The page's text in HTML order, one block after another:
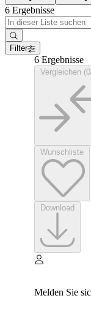
6 Ergebnisse
Filter
6 Ergebnisse
Melden Sie